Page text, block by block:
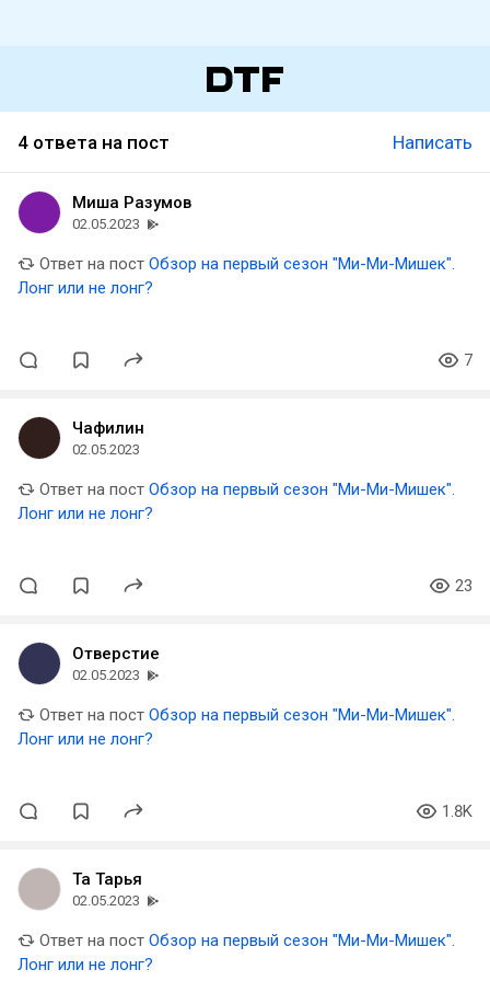
4 ответа на пост Написать
Миша Разумов
02.05.2023
Ответ на пост Обзор на первый сезон "Ми-Ми-Мишек".
Лонг или не лонг?
7
Чафилин
02.05.2023
Ответ на пост Обзор на первый сезон "Ми-Ми-Мишек".
Лонг или не лонг?
23
Отверстие
02.05.2023
Ответ на пост Обзор на первый сезон "Ми-Ми-Мишек".
Лонг или не лонг?
1.8K
Та Тарья
02.05.2023
Ответ на пост Обзор на первый сезон "Ми-Ми-Мишек".
Лонг или не лонг?